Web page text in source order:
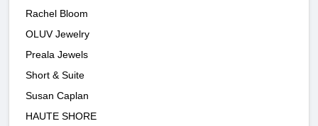
Rachel Bloom
OLUV Jewelry
Preala Jewels
Short & Suite
Susan Caplan
HAUTE SHORE